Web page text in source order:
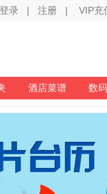
登录 | 注册 | VIP充
酒店菜谱 数